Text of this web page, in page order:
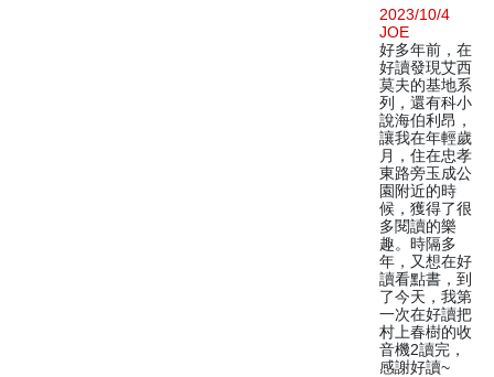
2023/10/4
JOE
好多年前，在
好讀發現艾西
莫夫的基地系
列，還有科小
說海伯利昂，
讓我在年輕歲
月，住在忠孝
東路旁玉成公
園附近的時
候，獲得了很
多閱讀的樂
趣。時隔多
年，又想在好
讀看點書，到
了今天，我第
一次在好讀把
村上春樹的收
音機2讀完，
感謝好讀~